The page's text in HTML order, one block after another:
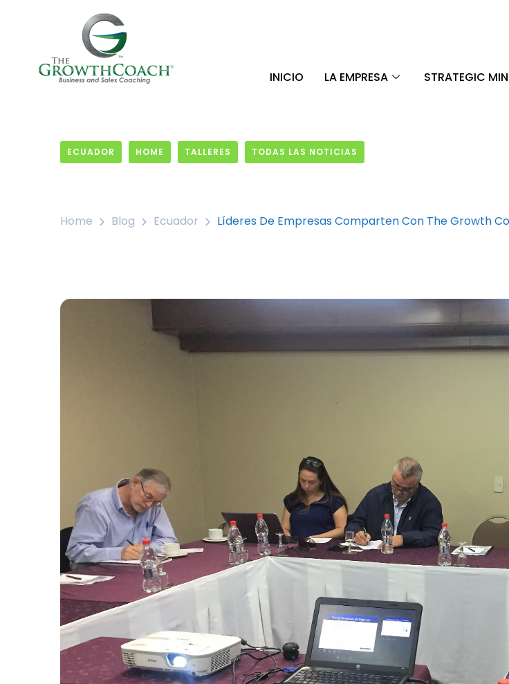
INICIO LA EMPRESA STRATEGIC
ECUADOR HOME TALLERES TODAS LAS NOTICIAS
Home Blog Ecuador Líderes De Empresas Comparten Con The Growth